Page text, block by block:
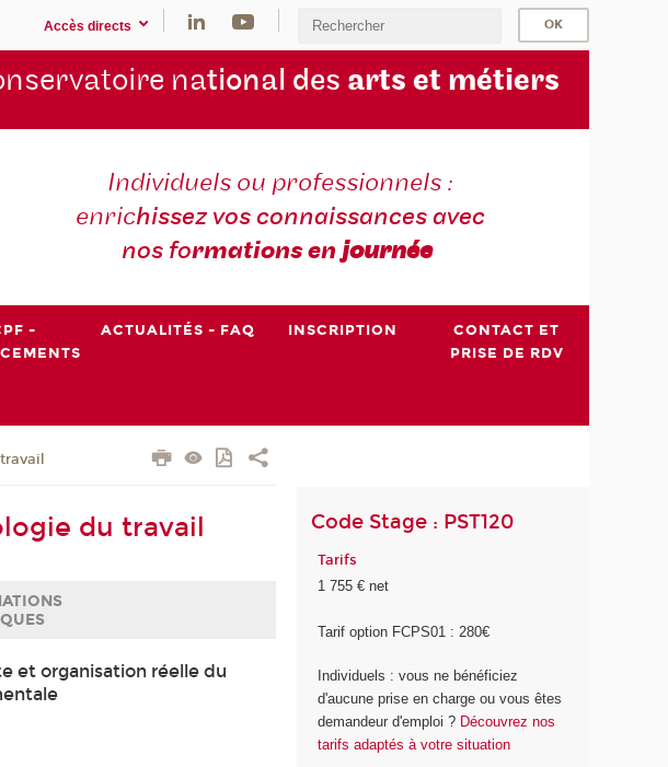
Accès directs
national des arts et métiers
Individuels ou professionnels :
enrichissez vos connaissances avec
nos formations enjournée
-
ACTUALITÉS - FAQ INSCRIPTION
CONTACT ET
PRISE DE RDV
du travail
et organisation réelle du
Code Stage : PST120
Tarifs
1 755 € net
Tarif option FCPS01 : 280€
Individuels : vous ne bénéficiez
d'aucune prise en charge ou vous êtes
demandeur d'emploi ? Découvrez nos
tarifs adaptés à votre situation